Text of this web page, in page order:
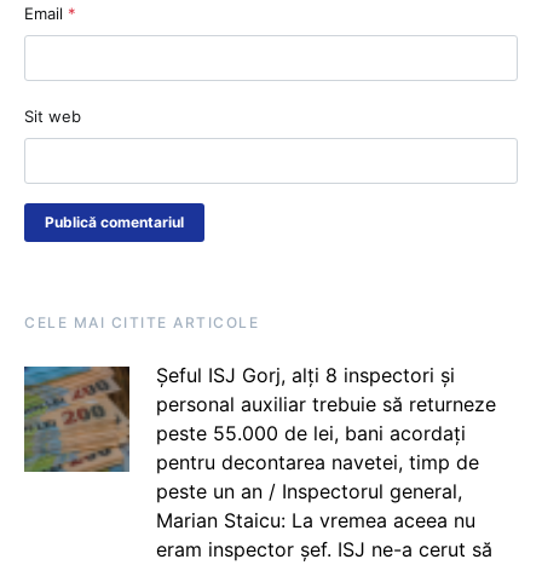
Email *
Sit web
CELE MAI CITITE ARTICOLE
Șeful ISJ Gorj, alți 8 inspectori și
personal auxiliar trebuie să returneze
peste 55.000 de lei, bani acordați
pentru decontarea navetei, timp de
peste un an / Inspectorul general,
Marian Staicu: La vremea aceea nu
eram inspector șef. ISJ ne-a cerut să